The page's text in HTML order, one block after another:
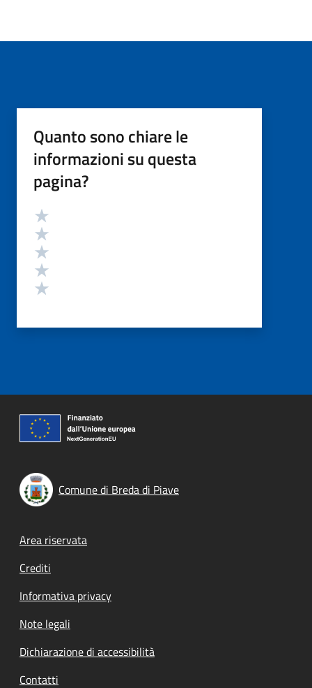
Quanto sono chiare le
informazioni su questa
pagina?
Valutazione
Comune di Breda di Piave
Footer menu
Area riservata
Crediti
Informativa privacy
Note legali
Dichiarazione di accessibilità
Contatti